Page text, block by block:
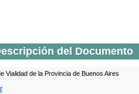
del Documento
Vialidad de la Provincia de Buenos Aires